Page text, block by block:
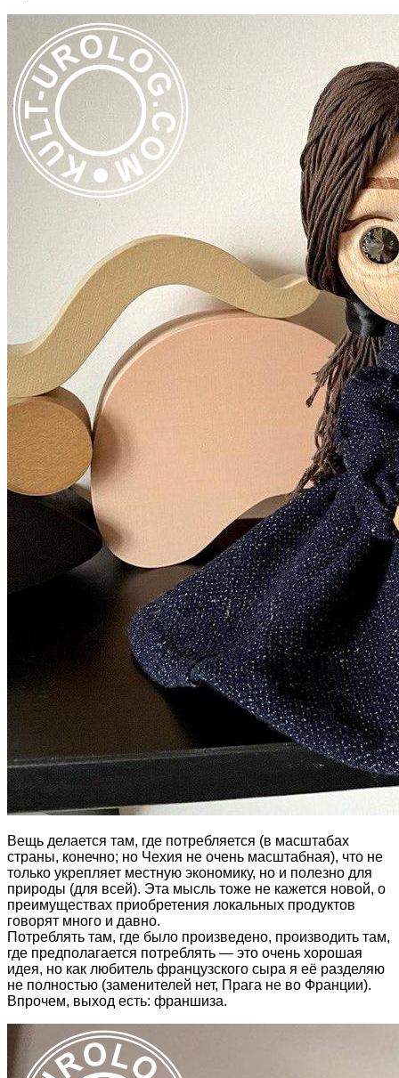
Вещь делается там, где потребляется (в масштабах
страны, конечно; но Чехия не очень масштабная), что не
только укрепляет местную экономику, но и полезно для
природы (для всей). Эта мысль тоже не кажется новой, о
преимуществах приобретения локальных продуктов
говорят много и давно.
Потреблять там, где было произведено, производить там,
где предполагается потреблять — это очень хорошая
идея, но как любитель французского сыра я её разделяю
не полностью (заменителей нет, Прага не во Франции).
Впрочем, выход есть: франшиза.